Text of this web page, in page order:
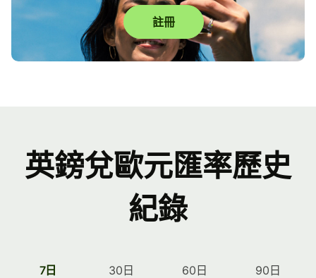
註冊
英鎊兌歐元匯率歷史
紀錄
7日 30日 60日 90日